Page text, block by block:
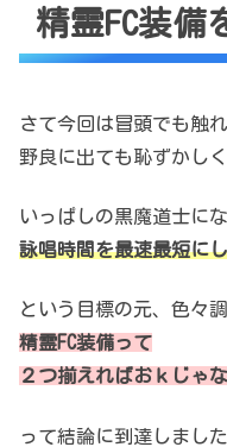
精霊FC装備
さて今回は冒頭でも触
野良に出ても恥ずかし
いっぱしの黒魔道士に
詠唱時間を最速最短に
という目標の元、色々
精霊FC装備って
２つ揃えればおｋじゃ
って結論に到達しまし